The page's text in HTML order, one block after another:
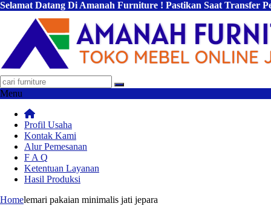
Selamat Datang Di Amanah Furniture ! Pastikan Saat Transfer
Menu
Profil Usaha
Kontak Kami
Alur Pemesanan
F A Q
Ketentuan Layanan
Hasil Produksi
Homelemari pakaian minimalis jati jepara